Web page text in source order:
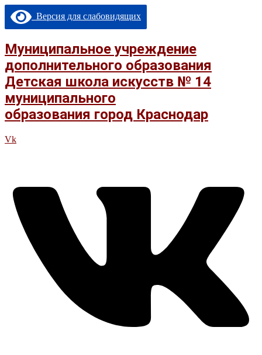
Перейти
содержимому
Версия для слабовидящих
Муниципальное учреждение
дополнительного образования
Детская школа искусств № 14
муниципального
образования город Краснодар
Vk